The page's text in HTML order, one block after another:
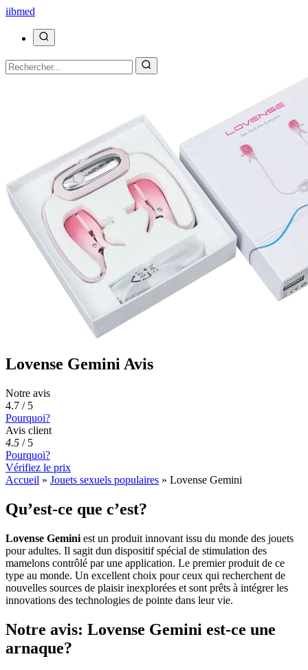
iibmed
Lovense Gemini Avis
Notre avis
4.7 / 5
Pourquoi?
Avis client
4.5 / 5
Pourquoi?
Vérifiez le prix
Accueil » Jouets sexuels populaires » Lovense Gemini
Qu’est-ce que c’est?
Lovense Gemini est un produit innovant issu du monde des jouets
pour adultes. Il sagit dun dispositif spécial de stimulation des
mamelons contrôlé par une application. Le premier produit de ce
type au monde. Un excellent choix pour ceux qui recherchent de
nouvelles sources de plaisir inexplorées et sont prêts à intégrer les
innovations des technologies de pointe dans leur vie.
Notre avis: Lovense Gemini est-ce une
arnaque?